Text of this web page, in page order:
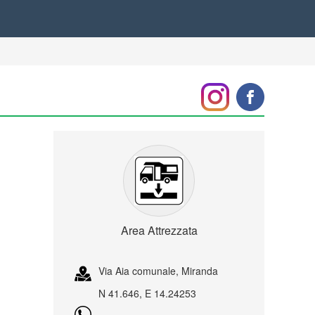
Area Attrezzata
Via Aia comunale, Miranda
N 41.646, E 14.24253